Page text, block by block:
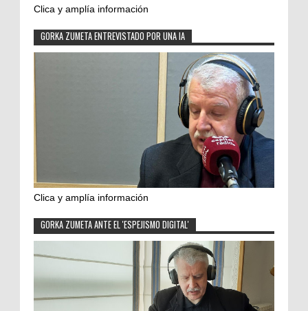
Clica y amplía información
GORKA ZUMETA ENTREVISTADO POR UNA IA
Clica y amplía información
GORKA ZUMETA ANTE EL 'ESPEJISMO DIGITAL'